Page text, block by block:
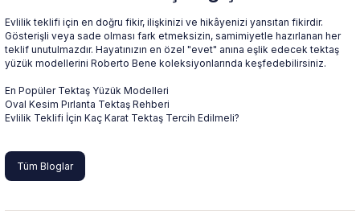
Evlilik teklifi için en doğru fikir, ilişkinizi ve hikâyenizi yansıtan fikirdir.
Gösterişli veya sade olması fark etmeksizin, samimiyetle hazırlanan her
teklif unutulmazdır. Hayatınızın en özel "evet" anına eşlik edecek tektaş
yüzük modellerini Roberto Bene koleksiyonlarında keşfedebilirsiniz.
En Popüler Tektaş Yüzük Modelleri
Oval Kesim Pırlanta Tektaş Rehberi
Evlilik Teklifi İçin Kaç Karat Tektaş Tercih Edilmeli?
Tüm Bloglar